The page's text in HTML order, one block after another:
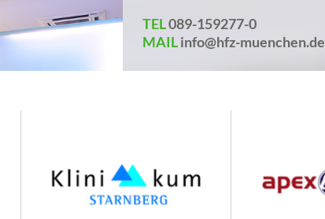
TEL089-159277-0
MAIL info@hfz-muenchen.de